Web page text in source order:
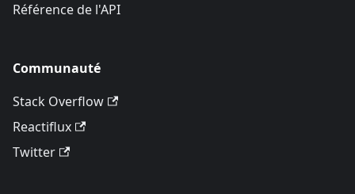
Référence de l'API
Communauté
Stack Overflow
Reactiflux
Twitter